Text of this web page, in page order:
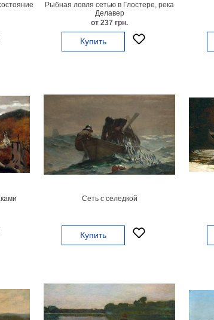
Рыбная ловля сетью в Глостере, река
Делавер
от 237 грн.
Купить
Сеть с селедкой
Купить